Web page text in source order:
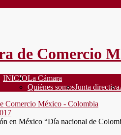
INICIOLa Cámara
Quiénes somosJunta directiva
Comercio México - Colombia
en México “Día nacional de